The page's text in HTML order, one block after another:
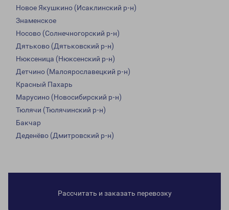
Новое Якушкино (Исаклинский р-н)
Знаменское
Носово (Солнечногорский р-н)
Дятьково (Дятьковский р-н)
Нюксеница (Нюксенский р-н)
Детчино (Малоярославецкий р-н)
Красный Пахарь
Марусино (Новосибирский р-н)
Тюлячи (Тюлячинский р-н)
Бакчар
Деденёво (Дмитровский р-н)
Рассчитать и заказать перевозку